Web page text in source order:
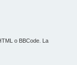
o BBCode. La